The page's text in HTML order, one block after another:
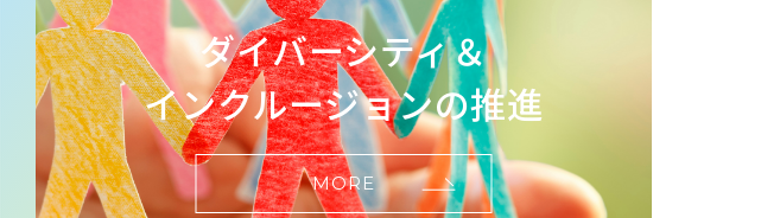
ダイバーシティ＆
インクルージョンの推進
MORE